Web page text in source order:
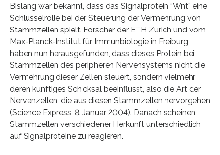
Bislang war bekannt, dass das Signalprotein “Wnt” eine
Schlüsselrolle bei der Steuerung der Vermehrung von
Stammzellen spielt. Forscher der ETH Zürich und vom
Max-Planck-Institut für Immunbiologie in Freiburg
haben nun herausgefunden, dass dieses Protein bei
Stammzellen des peripheren Nervensystems nicht die
Vermehrung dieser Zellen steuert, sondern vielmehr
deren künftiges Schicksal beeinflusst, also die Art der
Nervenzellen, die aus diesen Stammzellen hervorgehen
(Science Express, 8. Januar 2004). Danach scheinen
Stammzellen verschiedener Herkunft unterschiedlich
auf Signalproteine zu reagieren.